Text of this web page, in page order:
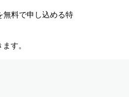
無料で申し込める特
す。